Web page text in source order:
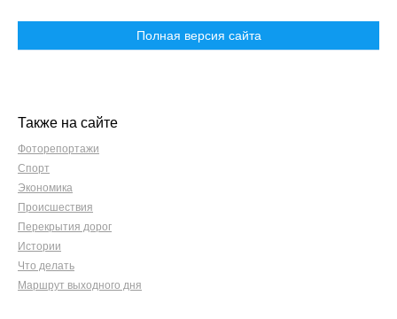
Полная версия сайта
Также на сайте
Фоторепортажи
Спорт
Экономика
Происшествия
Перекрытия дорог
Истории
Что делать
Маршрут выходного дня